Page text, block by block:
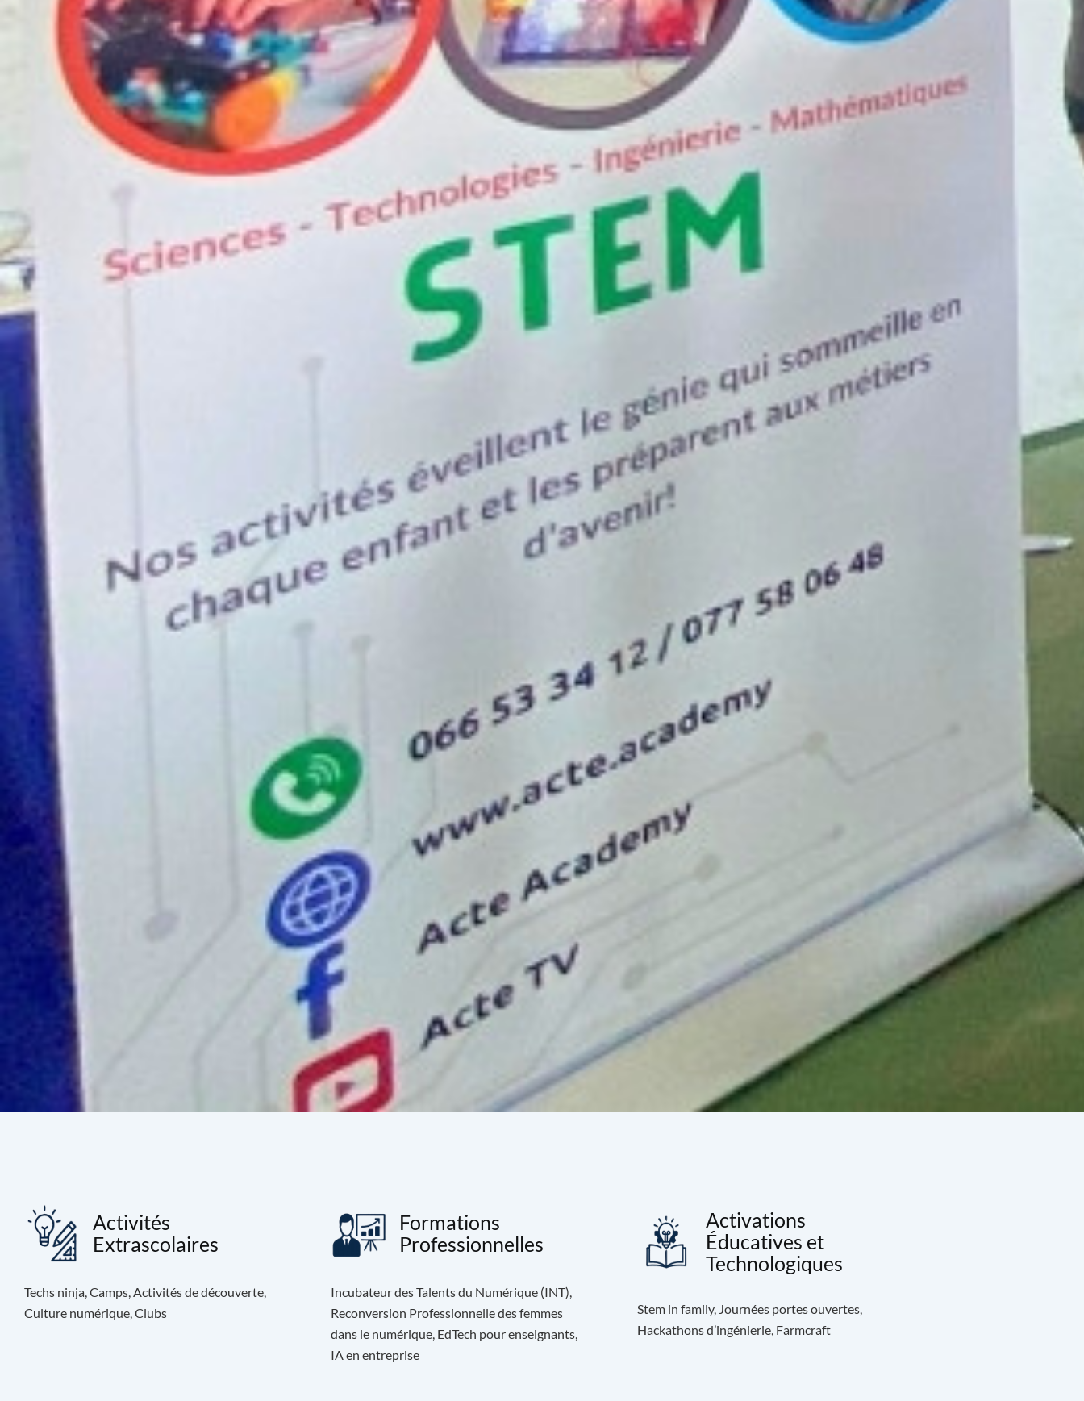
Activités
Extrascolaires
Techs ninja, Camps, Activités de découverte,
Culture numérique, Clubs
Formations
Professionnelles
Incubateur des Talents du Numérique (INT),
Reconversion Professionnelle des femmes
dans le numérique, EdTech pour enseignants,
IA en entreprise
Activations
Éducatives et
Technologiques
Stem in family, Journées portes ouvertes,
Hackathons d’ingénierie, Farmcraft